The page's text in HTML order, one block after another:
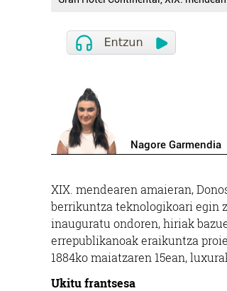
Nagore Garmendia
XIX. mendearen amaieran,
berrikuntza teknologikoari egin
inauguratu ondoren, hiriak
errepublikanoak eraikuntza
1884ko maiatzaren 15ean,
Ukitu frantsesa